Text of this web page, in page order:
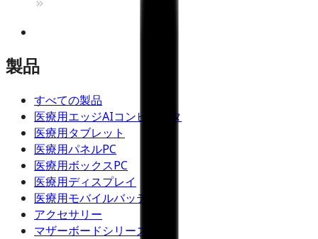
製品
すべての製品
医療用エッジAIコンピュータ
医療用タブレット
医療用パネルPC
医療用ボックスPC
医療用ディスプレイ
医療用モバイルバッテリー
アクセサリー
マザーボードシリーズ